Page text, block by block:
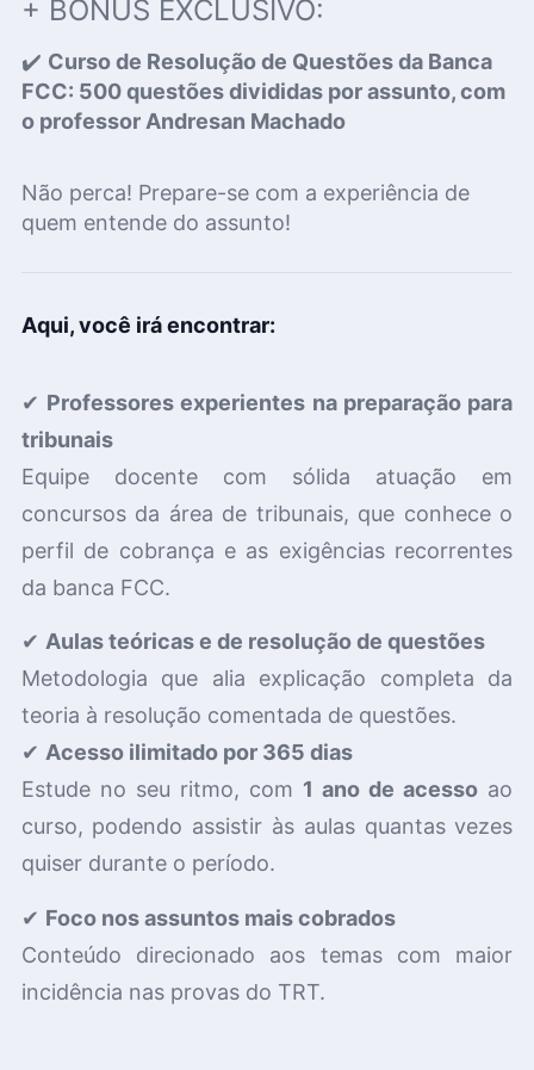
+ BÔNUS EXCLUSIVO:
✔️ Curso de Resolução de Questões da Banca
FCC: 500 questões divididas por assunto, com
o professor Andresan Machado
Não perca! Prepare-se com a experiência de
quem entende do assunto!
Aqui, você irá encontrar:
✔ Professores experientes na preparação para
tribunais
Equipe docente com sólida atuação em
concursos da área de tribunais, que conhece o
perfil de cobrança e as exigências recorrentes
da banca FCC.
✔ Aulas teóricas e de resolução de questões
Metodologia que alia explicação completa da
teoria à resolução comentada de questões.
✔ Acesso ilimitado por 365 dias
Estude no seu ritmo, com 1 ano de acesso ao
curso, podendo assistir às aulas quantas vezes
quiser durante o período.
✔ Foco nos assuntos mais cobrados
Conteúdo direcionado aos temas com maior
incidência nas provas do TRT.